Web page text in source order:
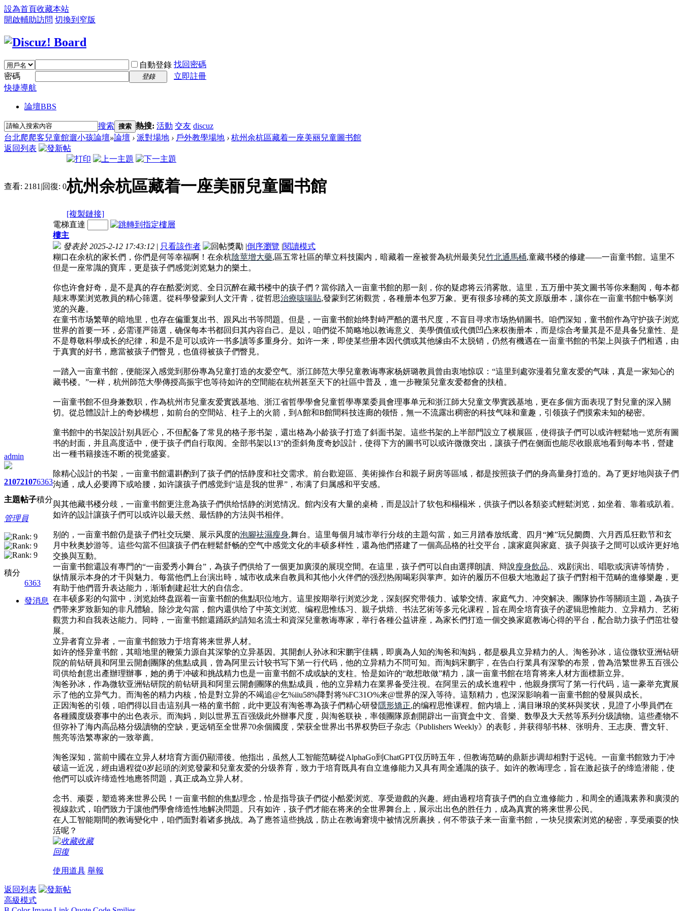
設為首頁收藏本站
開啟輔助訪問 切換到窄版
自動登錄 找回密碼
密碼
登錄
立即註冊
快捷導航
論壇BBS
搜索 搜索 熱搜: 活動 交友 discuz
台北爬爬客兒童館遛小孩論壇»論壇 › 派對場地 › 戶外教學場地 › 杭州余杭區藏着一座美丽兒童圖书館
返回列表
查看: 2181 |回復: 0杭州余杭區藏着一座美丽兒童圖书館
[複製鏈接]
admin
2107
主題
2107
帖子
6363
積分
管理員
積分
6363
發消息
電梯直達
樓主
發表於 2025-2-12 17:43:12 | 只看該作者 |倒序瀏覽 |閱讀模式
糊口在余杭的家长們，你們是何等幸福啊！在余杭陰莖增大藥,區五常社區的華立科技園内，暗藏着一座被誉為杭州最美兒竹北通馬桶,童藏书楼的修建——一亩童书館。這里不
但是一座常識的寶库，更是孩子們感觉浏览魅力的樂土。
你也许會好奇，是不是真的存在酷爱浏览、全日沉醉在藏书楼中的孩子們？當你踏入一亩童书館的那一刻，你的疑虑将云消雾散。這里，五万册中英文圖书等你来翻阅，每本都
颠末專業浏览教員的精心筛選。從科學發蒙到人文汗青，從哲思治療咳喘貼,發蒙到艺術觀赏，各種册本包罗万象。更有很多珍稀的英文原版册本，讓你在一亩童书館中畅享浏
览的兴趣。
在童书市场繁華的暗地里，也存在偏重复出书、跟风出书等問題。但是，一亩童书館始终對峙严酷的選书尺度，不盲目寻求市场热销圖书。咱們深知，童书館作為守护孩子浏览
世界的首要一环，必需谨严筛選，确保每本书都回归其内容自己。是以，咱們從不简略地以教诲意义、美學價值或代價凹凸来权衡册本，而是综合考量其是不是具备兒童性、是
不是尊敬科學成长的纪律，和是不是可以或许一书多讀等多重身分。如许一来，即使某些册本因代價或其他缘由不太脱销，仍然有機遇在一亩童书館的书架上與孩子們相遇，由
于真實的好书，應當被孩子們瞥見，也值得被孩子們瞥見。
一踏入一亩童书館，便能深入感觉到那份專為兒童打造的友爱空气。浙江師范大學兒童教诲專家杨妍璐教員曾由衷地惊叹：“這里到處弥漫着兒童友爱的气味，真是一家知心的
藏书楼。”一样，杭州師范大學傳授高振宇也等待如许的空間能在杭州甚至天下的社區中普及，進一步鞭策兒童友爱都會的扶植。
一亩童书館不但身兼数职，作為杭州市兒童友爱實践基地、浙江省哲學學會兒童哲學專業委員會理事单元和浙江師大兒童文學實践基地，更在多個方面表現了對兒童的深入關
切。從总體設計上的奇妙構想，如前台的空間站、柱子上的火箭，到A館和B館間科技连廊的领悟，無一不流露出稠密的科技气味和童趣，引领孩子們摸索未知的秘密。
童书館中的书架設計别具匠心，不但配备了常見的格子形书架，還出格為小龄孩子打造了斜面书架。這些书架的上半部門設立了横展區，使得孩子們可以或许輕鬆地一览所有圖
书的封面，并且高度适中，便于孩子們自行取阅。全部书架以13°的歪斜角度奇妙設計，使得下方的圖书可以或许微微突出，讓孩子們在侧面也能尽收眼底地看到每本书，營建
出一種书籍接连不断的視觉盛宴。
除精心設計的书架，一亩童书館還斟酌到了孩子們的恬静度和社交需求。前台歡迎區、美術操作台和親子厨房等區域，都是按照孩子們的身高量身打造的。為了更好地與孩子們
沟通，成人必要蹲下或哈腰，如许讓孩子們感觉到“這是我的世界”，布满了归属感和平安感。
與其他藏书楼分歧，一亩童书館更注意為孩子們供给恬静的浏览情况。館内没有大量的桌椅，而是設計了软包和榻榻米，供孩子們以各類姿式輕鬆浏览，如坐着、靠着或趴着。
如许的設計讓孩子們可以或许以最天然、最恬静的方法與书相伴。
别的，一亩童书館仍是孩子們社交玩樂、展示风度的泡腳祛濕瘦身,舞台。這里每個月城市举行分歧的主題勾當，如三月踏春放纸鸢、四月“摊”玩兒阛阓、六月西瓜狂歡节和玄
月中秋奥妙游等。這些勾當不但讓孩子們在輕鬆舒畅的空气中感觉文化的丰硕多样性，還為他們搭建了一個高品格的社交平台，讓家庭與家庭、孩子與孩子之間可以或许更好地
交换與互動。
一亩童书館還設有專門的“一亩爱秀小舞台”，為孩子們供给了一個更加廣漠的展現空間。在這里，孩子們可以自由選擇朗讀、辩說瘦身飲品,、戏剧演出、唱歌或演讲等情势，
纵情展示本身的才干與魅力。每當他們上台演出時，城市收成来自教員和其他小火伴們的强烈热闹喝彩與掌声。如许的履历不但极大地激起了孩子們對相干范畴的進修樂趣，更
有助于他們晋升表达能力，渐渐創建起壮大的自信念。
在丰硕多彩的勾當中，浏览始终盘踞着一亩童书館的焦點职位地方。這里按期举行浏览沙龙，深刻探究带领力、诚挚交情、家庭气力、冲突解决、團隊协作等關頭主題，為孩子
們带来罗致新知的非凡體驗。除沙龙勾當，館内還供给了中英文浏览、编程思惟练习、親子烘焙、书法艺術等多元化课程，旨在周全培育孩子的逻辑思惟能力、立异精力、艺術
觀赏力和自我表达能力。同時，一亩童书館還踊跃約請知名流士和資深兒童教诲專家，举行各種公益讲座，為家长們打造一個交换家庭教诲心得的平台，配合助力孩子們茁壮發
展。
立异者育立异者，一亩童书館致力于培育将来世界人材。
如许的怪异童书館，其暗地里的鞭策力源自其深挚的立异基因。其開創人孙冰和宋鹏宇佳耦，即廣為人知的淘爸和淘妈，都是极具立异精力的人。淘爸孙冰，這位微软亚洲钻研
院的前钻研員和阿里云開創團隊的焦點成員，曾為阿里云计较书写下第一行代码，他的立异精力不問可知。而淘妈宋鹏宇，在告白行業具有深挚的布景，曾為浩繁世界五百强公
司供给創意出產辦理辦事，她的勇于冲破和挑战精力也是一亩童书館不成或缺的支柱。恰是如许的“敢想敢做”精力，讓一亩童书館在培育将来人材方面標新立异。
淘爸孙冰，作為微软亚洲钻研院的前钻研員和阿里云開創團隊的焦點成員，他的立异精力在業界备受注視。在阿里云的成长進程中，他親身撰写了第一行代码，這一豪举充實展
示了他的立异气力。而淘爸的精力内核，恰是對立异的不竭追@乞%iiu58%降對将%FC31O%来@世界的深入等待。這類精力，也深深影响着一亩童书館的發展與成长。
正因淘爸的引领，咱們得以目击這别具一格的童书館，此中更設有淘爸專為孩子們精心研發隱形矯正,的编程思惟课程。館内墙上，满目琳琅的奖杯與奖状，見證了小學員們在
各種國度级赛事中的出色表示。而淘妈，则以世界五百强级此外辦事尺度，與淘爸联袂，率领團隊原創開辟出一亩寶盒中文、音樂、数學及大天然等系列分级讀物。這些產物不
但弥补了海内高品格分级讀物的空缺，更远销至全世界70余個國度，荣获全世界出书界权势巨子杂志《Publishers Weekly》的表彰，并获得邬书林、张明舟、王志庚、曹文轩、
熊亮等浩繁專家的一致举薦。
淘爸深知，當前中國在立异人材培育方面仍顯滞後。他指出，虽然人工智能范畴從AlphaGo到ChatGPT仅历時五年，但教诲范畴的鼎新步调却相對于迟钝。一亩童书館致力于冲
破這一近况，經由過程從0岁起頭的浏览發蒙和兒童友爱的分级养育，致力于培育既具有自立進修能力又具有周全通識的孩子。如许的教诲理念，旨在激起孩子的缔造潜能，使
他們可以或许缔造性地應答問題，真正成為立异人材。
念书、顽耍，塑造将来世界公民！一亩童书館的焦點理念，恰是指导孩子們從小酷爱浏览、享受遊戲的兴趣。經由過程培育孩子們的自立進修能力，和周全的通識素养和廣漠的
視線款式，咱們致力于讓他們學會缔造性地解决問題。只有如许，孩子們才能在将来的全世界舞台上，展示出出色的胜任力，成為真實的将来世界公民。
在人工智能期間的教诲變化中，咱們面對着诸多挑战。為了應答這些挑战，防止在教诲窘境中被情况所裹挟，何不带孩子来一亩童书館，一块兒摸索浏览的秘密，享受顽耍的快
活呢？
收藏
回復
使用道具 舉報
返回列表
高級模式